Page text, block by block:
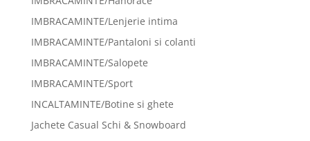
IMBRACAMINTE/Lenjerie intima
IMBRACAMINTE/Pantaloni si colanti
IMBRACAMINTE/Salopete
IMBRACAMINTE/Sport
INCALTAMINTE/Botine si ghete
Jachete Casual Schi & Snowboard